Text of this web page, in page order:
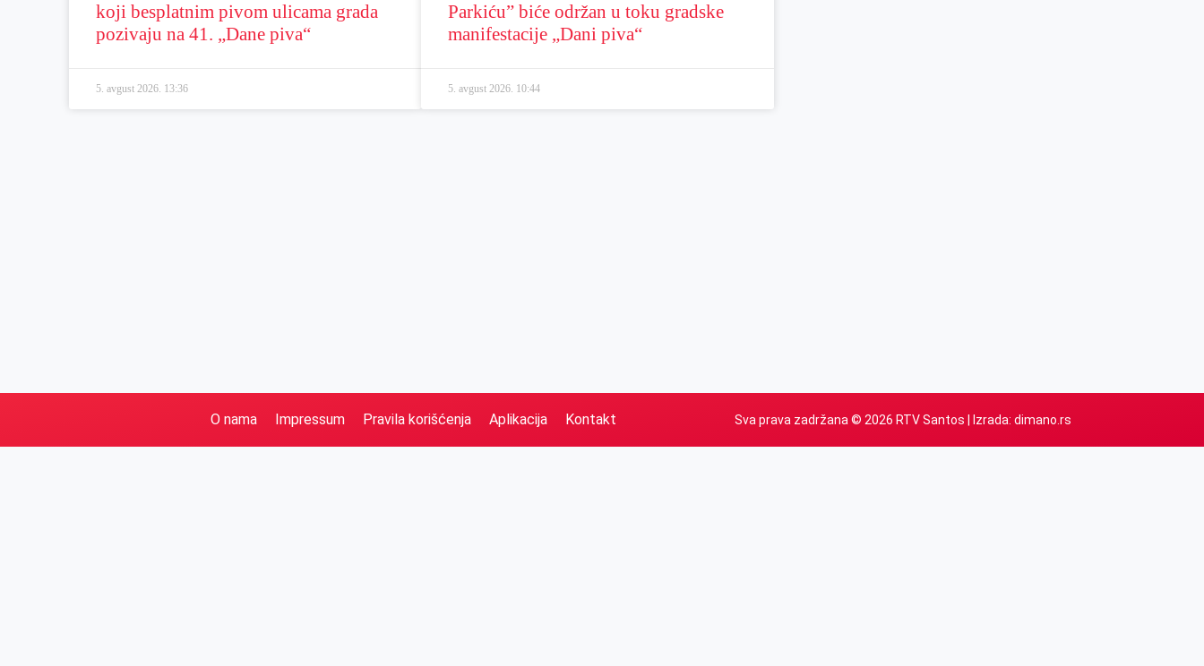
koji besplatnim pivom ulicama grada
pozivaju na 41. „Dane piva“
5. avgust 2026. 13:36
Parkiću” biće održan u toku gradske
manifestacije „Dani piva“
5. avgust 2026. 10:44
O nama Impressum Pravila korišćenja Aplikacija Kontakt Sva prava zadržana © 2026 RTV Santos | Izrada: dimano.rs